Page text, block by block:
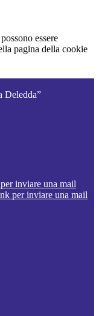
essere
pagina della cookie
Deledda”
inviare una mail
per inviare una mail